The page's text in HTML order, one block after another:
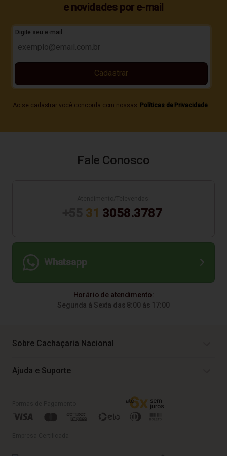
e novidades por e-mail
Digite seu e-mail
Ao se cadastrar você concorda com nossas Políticas de Privacidade
Cadastrar
Fale Conosco
31 3058.3787
Whatsapp
Horário de atendimento:
Segunda à Sexta das 8:00 às 17:00
Sobre Cachaçaria Nacional
Ajuda e Suporte